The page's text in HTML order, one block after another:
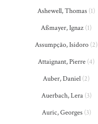
Ashewell, Thomas (1)
Aßmayer, Ignaz (1)
Assumpção, Isidoro (2)
Attaignant, Pierre (4)
Auber, Daniel (2)
Auerbach, Lera(3)
Auric, Georges(3)